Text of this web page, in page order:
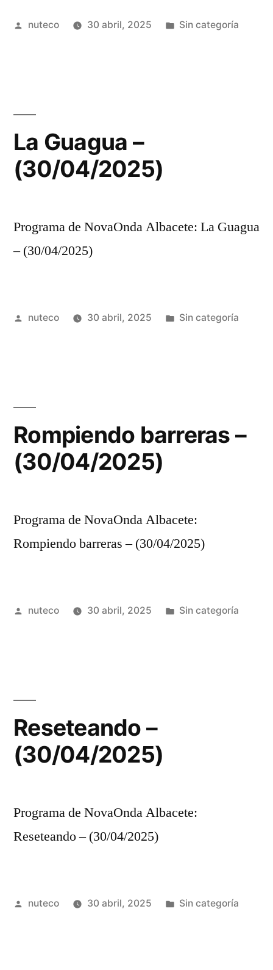
Publicada
nuteco 30 abril, 2025
Publicada
Sin categoría
La Guagua –
(30/04/2025)
Programa de NovaOnda Albacete: La Guagua
– (30/04/2025)
Publicada
nuteco 30 abril, 2025
Publicada
Sin categoría
Rompiendo barreras –
(30/04/2025)
Programa de NovaOnda Albacete:
Rompiendo barreras – (30/04/2025)
Publicada
nuteco 30 abril, 2025
Publicada
Sin categoría
Reseteando –
(30/04/2025)
Programa de NovaOnda Albacete:
Reseteando – (30/04/2025)
Publicada
nuteco 30 abril, 2025
Publicada
Sin categoría